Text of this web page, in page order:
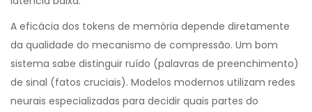
A eficácia dos tokens de memória depende diretamente
da qualidade do mecanismo de compressão. Um bom
sistema sabe distinguir ruído (palavras de preenchimento)
de sinal (fatos cruciais). Modelos modernos utilizam redes
neurais especializadas para decidir quais partes do